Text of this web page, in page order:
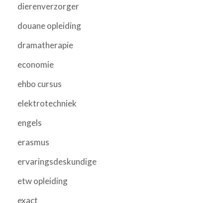
dierenverzorger
douane opleiding
dramatherapie
economie
ehbo cursus
elektrotechniek
engels
erasmus
ervaringsdeskundige
etw opleiding
exact